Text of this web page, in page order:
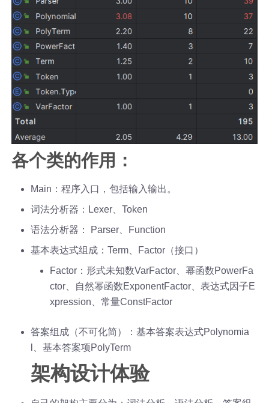
各个类的作用：
Main：程序入口，包括输入输出。
词法分析器：Lexer、Token
语法分析器： Parser、Function
基本表达式组成：Term、Factor（接口）
Factor：形式未知数VarFactor、幂函数PowerFa
ctor、自然幂函数ExponentFactor、表达式因子E
xpression、常量ConstFactor
答案组成（不可化简）：基本答案表达式Polynomia
l、基本答案项PolyTerm
架构设计体验